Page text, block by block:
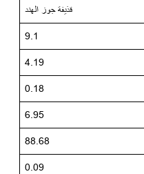
قذيفة جوز الهند
9.1
4.19
0.18
6.95
88.68
0.09